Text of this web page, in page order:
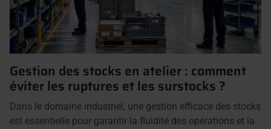
Gestion des stocks en atelier : comment
éviter les ruptures et les surstocks ?
Dans le domaine industriel, une gestion efficace des stocks
est essentielle pour garantir la fluidité des opérations et la